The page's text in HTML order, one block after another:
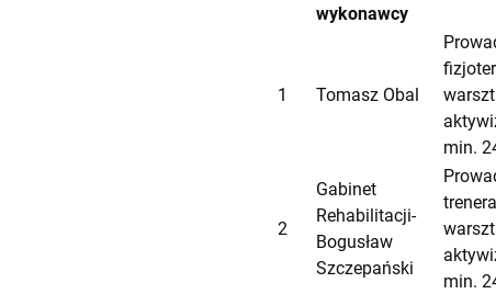
wykonawcy
1 Tomasz Obal
min.
2
Gabinet
Rehabilitacji-
Bogusław
Szczepański
min.